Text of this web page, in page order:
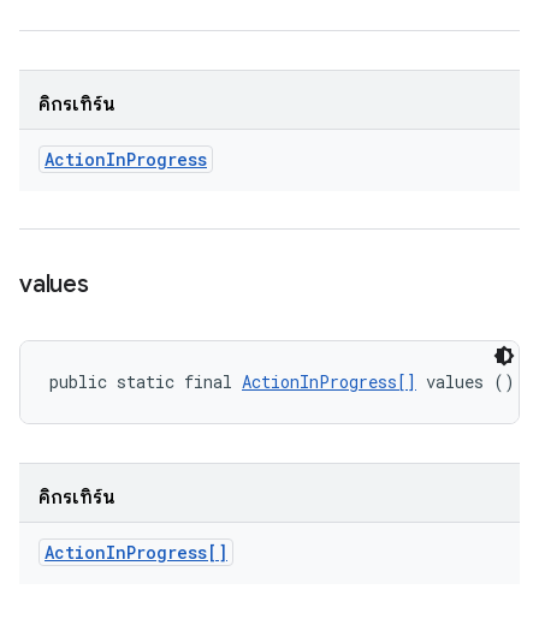
คิกรีเทิร์น
ActionInProgress
values
public static final ActionInProgress[] values ()
คิกรีเทิร์น
ActionInProgress[]